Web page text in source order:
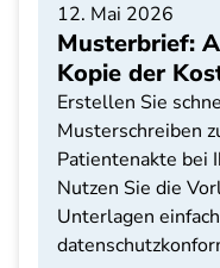
12. Mai 2026
Musterbrief:
Kopie der
Erstellen Sie
Musterschreiben
Patientenakte bei
Nutzen Sie die
Unterlagen